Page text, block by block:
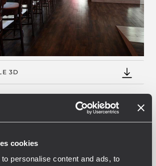
cookies
personalise content and ads, to
3D
Supermarchés
un supermarché.